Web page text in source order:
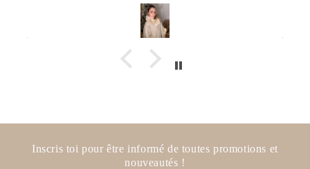
Inscris toi pour être informé de toutes promotions et
nouveautés !